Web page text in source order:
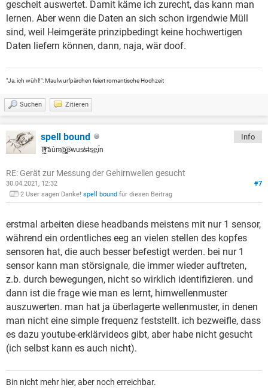
gescheit auswertet. Damit käme ich zurecht, das kann man
lernen. Aber wenn die Daten an sich schon irgendwie Müll
sind, weil Heimgeräte prinzipbedingt keine hochwertigen
Daten liefern können, dann, naja, wär doof.
"Ja, ich wühl!": Maulwurfpärchen feiert romantische Hochzeit
Suchen Zitieren
spell bound
T̗̜̺ͯͥͧ͑̎̂͠raùm҉b̪̱͚̪͡ͅe̷wus̸s̶ts͢e̡ḯn
Info
RE: Gerät zur Messung der Gehirnwellen gesucht
#7
30.04.2021, 12:32
2 User sagen Danke! spell bound für diesen Beitrag
erstmal arbeiten diese headbands meistens mit nur 1 sensor,
während ein ordentliches eeg an vielen stellen des kopfes
sensoren hat, die auch besser befestigt werden. bei nur 1
sensor kann man störsignale, die immer wieder auftreten,
z.b. durch bewegungen, nicht so wirklich identifizieren. und
dann ist die frage wie man es lernt, hirnwellenmuster
auszuwerten. man hat ja überlagerte wellenmuster, in denen
man nicht eine simple frequenz feststellt. ich bezweifle, dass
es dazu youtube-erklärvideos gibt, aber habe nicht gesucht
(ich selbst kann es auch nicht).
Bin nicht mehr hier, aber noch erreichbar.